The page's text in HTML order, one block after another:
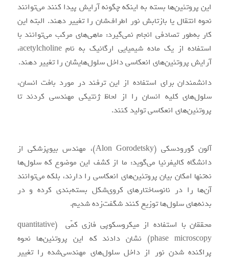
این پروتئین‌ها بسته به اینکه چگونه آرایش پیدا کنند می‌توانند
نحوه انتقال یا بازتابش نور اطراف‌شان را تغییر دهند. البته این
کار به‌طور تصادفی انجام نمی‌گیرد: ماهی‌های مرکب می‌توانند با
استفاده از یک ماده شیمیایی ارگانیک به نام acetylcholine،
آرایش پروتئین‌های انعکاسی داخل سلول‌هایشان را تغییر دهند.
دانشمندان برای استفاده از این ترفند در مورد بافت انسان،
سلول‌های کلیه انسان را از لحاظ ژنتیکی مهندسی کردند تا
پروتئین‌های انعکاسی تولید کنند.
آلون گورودسکی (Alon Gorodetsky)، مهندس بیوپزشکی از
دانشگاه کالیفرنیا می‌گوید: ما از کشف این موضوع که سلول‌ها
نه‌تنها امکان بیان پروتئین‌های انعکاسی را دارند، بلکه می‌توانند
آن‌ها را در نانوساختارهای کروی‌شکل بسته‌بندی کرده و در
بدنه‌های سلول‌ها توزیع کنند شگفت‌زده شدیم.
محققان با استفاده از میکروسکوپی فازی کمّی (quantitative
phase microscopy) نشان دادند که این پروتئین‌ها نحوه
پراکنده شدن نور از داخل سلول‌های مهندسی‌شده را تغییر